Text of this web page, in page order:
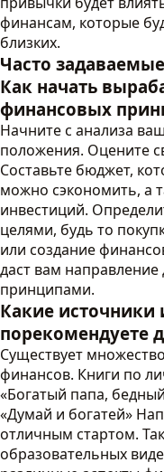
финансам, которые
близких.
Часто
Как начать
финансовых
Начните с анализа
положения. Оцените
Составьте бюджет,
можно сэкономить, а
инвестиций.
целями, будь то
или создание
даст вам
принципами.
Какие
порекомендуете
Существует
финансов. Книги по
«Богатый папа,
«Думай и богатей»
отличным стартом.
образовательных